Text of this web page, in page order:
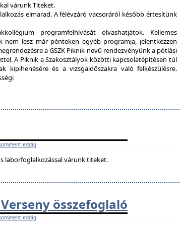
várunk Titeket.
elmarad. A félévzáró vacsoráról később értesítünk
programfelhívását olvashatjátok. Kellemes
lesz már pénteken egyéb programja, jelentkezzen
a GSZK Piknik nevű rendezvényünk a pótlási
A Piknik a Szakosztályok közötti kapcsolatépítésen túl
kipihenésére és a vizsgaidőszakra való felkészülésre.
eddig
laborfoglalkozással várunk titeket.
összefoglaló
eddig